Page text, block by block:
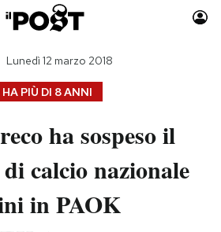
Auto
Moda
Consumismi
Storie/Idee
PIÙ DI 8 ANNI
Lunedì 12 marzo 2018
ha sospeso il
calcio nazionale
in PAOK